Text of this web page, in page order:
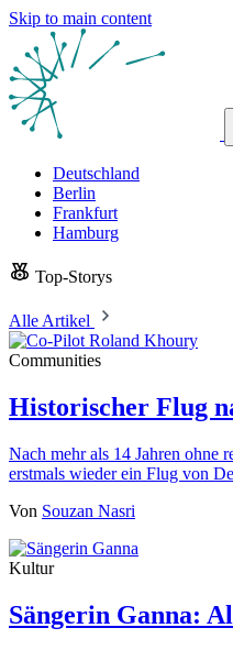
Skip to main content
Deutschland
Berlin
Frankfurt
Hamburg
Top-Storys
Alle Artikel
Communities
Historischer Flug
Nach mehr als 14 Jahren ohne
erstmals wieder ein Flug von
Von Souzan Nasri
Kultur
Sängerin Ganna: